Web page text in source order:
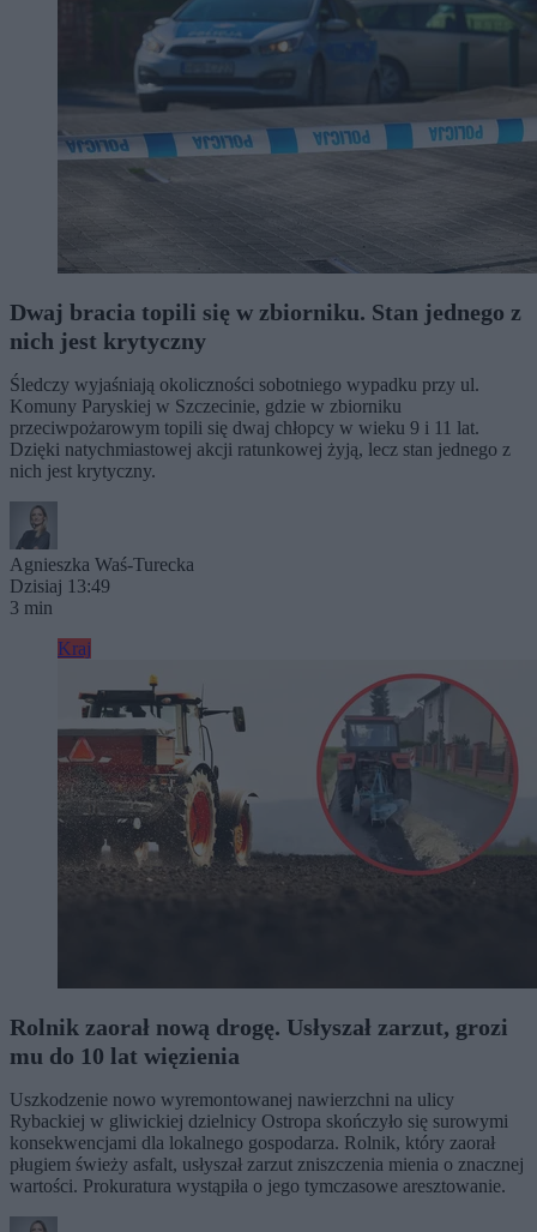
Dwaj bracia topili się w zbiorniku. Stan jednego z
nich jest krytyczny
Śledczy wyjaśniają okoliczności sobotniego wypadku przy ul.
Komuny Paryskiej w Szczecinie, gdzie w zbiorniku
przeciwpożarowym topili się dwaj chłopcy w wieku 9 i 11 lat.
Dzięki natychmiastowej akcji ratunkowej żyją, lecz stan jednego z
nich jest krytyczny.
Agnieszka Waś-Turecka
Dzisiaj 13:49
3 min
Kraj
Rolnik zaorał nową drogę. Usłyszał zarzut, grozi
mu do 10 lat więzienia
Uszkodzenie nowo wyremontowanej nawierzchni na ulicy
Rybackiej w gliwickiej dzielnicy Ostropa skończyło się surowymi
konsekwencjami dla lokalnego gospodarza. Rolnik, który zaorał
pługiem świeży asfalt, usłyszał zarzut zniszczenia mienia o znacznej
wartości. Prokuratura wystąpiła o jego tymczasowe aresztowanie.